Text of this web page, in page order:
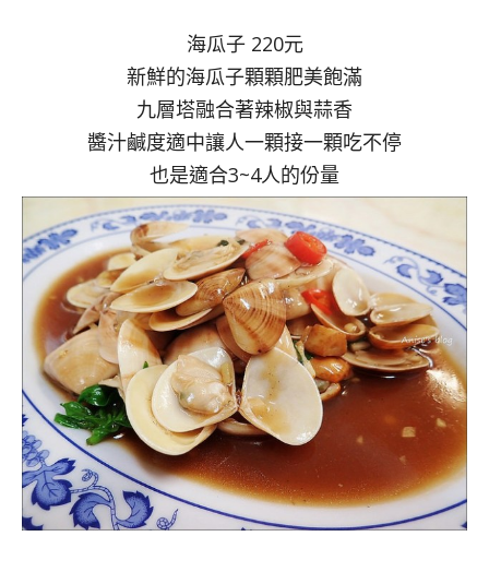
海瓜子 220元
新鮮的海瓜子顆顆肥美飽滿
九層塔融合著辣椒與蒜香
醬汁鹹度適中讓人一顆接一顆吃不停
也是適合3~4人的份量